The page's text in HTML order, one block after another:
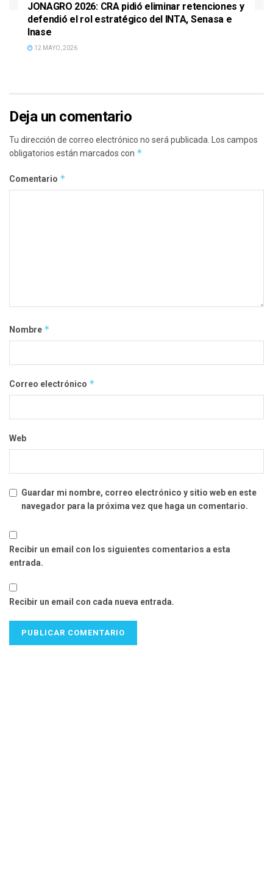
JONAGRO 2026: CRA pidió eliminar retenciones y
defendió el rol estratégico del INTA, Senasa e
Inase
12 MAYO, 2026
Deja un comentario
Tu dirección de correo electrónico no será publicada.
Los campos
obligatorios están marcados con *
Comentario *
Nombre *
Correo electrónico *
Web
Guardar mi nombre, correo electrónico y sitio web en este
navegador para la próxima vez que haga un comentario.
Recibir un email con los siguientes comentarios a esta
entrada.
Recibir un email con cada nueva entrada.